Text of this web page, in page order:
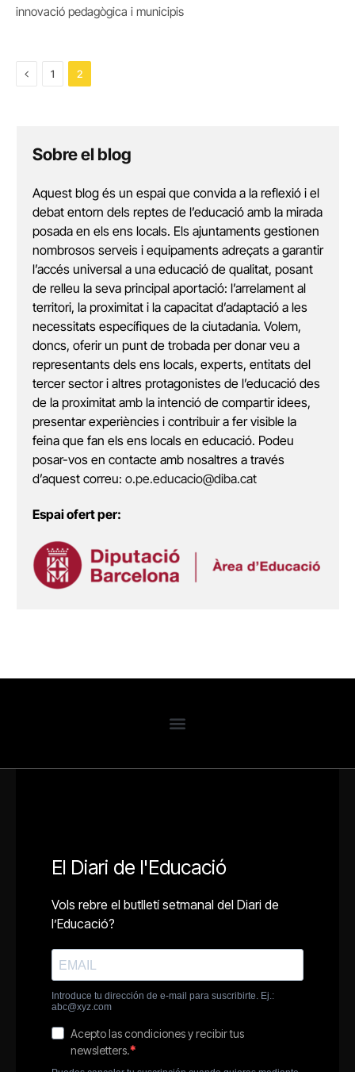
innovació pedagògica i municipis
Previous
1 2
Sobre el blog
Aquest blog és un espai que convida a la reflexió i el
debat entorn dels reptes de l’educació amb la mirada
posada en els ens locals. Els ajuntaments gestionen
nombrosos serveis i equipaments adreçats a garantir
l’accés universal a una educació de qualitat, posant
de relleu la seva principal aportació: l’arrelament al
territori, la proximitat i la capacitat d’adaptació a les
necessitats específiques de la ciutadania. Volem,
doncs, oferir un punt de trobada per donar veu a
representants dels ens locals, experts, entitats del
tercer sector i altres protagonistes de l’educació des
de la proximitat amb la intenció de compartir idees,
presentar experiències i contribuir a fer visible la
feina que fan els ens locals en educació. Podeu
posar-vos en contacte amb nosaltres a través
d’aquest correu: o.pe.educacio@diba.cat
Espai ofert per: